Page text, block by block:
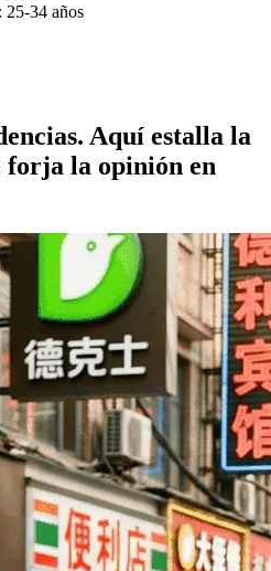
25-34 años
Aquí estalla la
forja la opinión en